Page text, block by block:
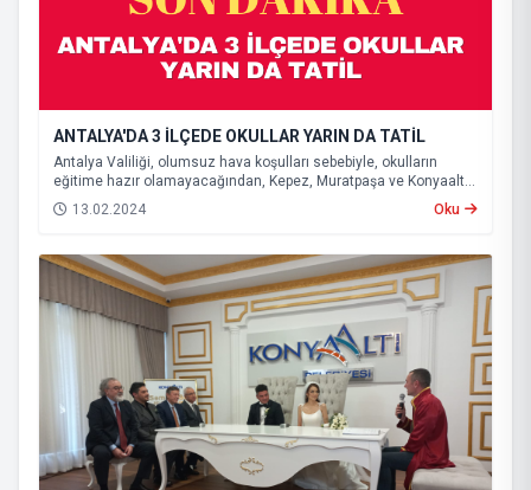
ANTALYA'DA 3 İLÇEDE OKULLAR YARIN DA TATİL
Antalya Valiliği, olumsuz hava koşulları sebebiyle, okulların
eğitime hazır olamayacağından, Kepez, Muratpaşa ve Konyaaltı
ilçelerinde eğitime yarın da ara verileceğini açıkladı.
13.02.2024 Oku